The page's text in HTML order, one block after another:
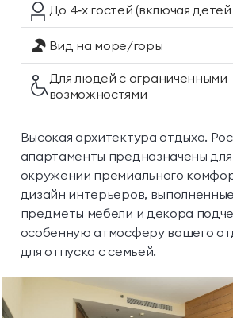
До 4‑х гостей(включая детей
Вид на море/горы
Для людей с ограниченными
возможностями
Высокая архитектура отдыха.
апартаменты предназначены
окружении премиального
дизайн интерьеров,
предметы мебели и декора
особенную атмосферу вашего
для отпуска с семьей.